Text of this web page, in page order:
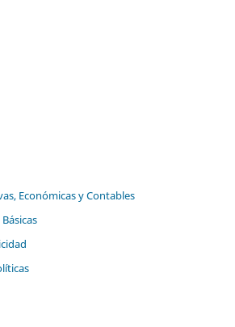
Económicas y Contables